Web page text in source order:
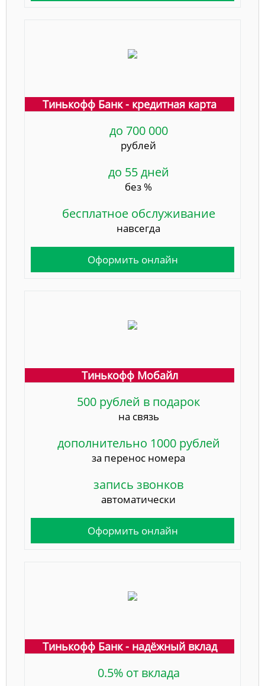
Тинькофф Банк - кредитная карта
до 700 000
рублей
до 55 дней
без %
бесплатное обслуживание
навсегда
Оформить онлайн
Тинькофф Мобайл
500 рублей в подарок
на связь
дополнительно 1000 рублей
за перенос номера
запись звонков
автоматически
Оформить онлайн
Тинькофф Банк - надёжный вклад
0.5% от вклада